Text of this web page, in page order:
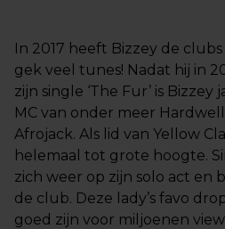
In 2017 heeft Bizzey de
gek veel tunes! Nadat hij in
zijn single ‘The Fur’ is Bizzey
MC van onder meer
Afrojack. Als lid van Yellow
helemaal tot grote hoogte.
zich weer op zijn solo act en
de club. Deze lady’s favo
goed zijn voor miljoenen